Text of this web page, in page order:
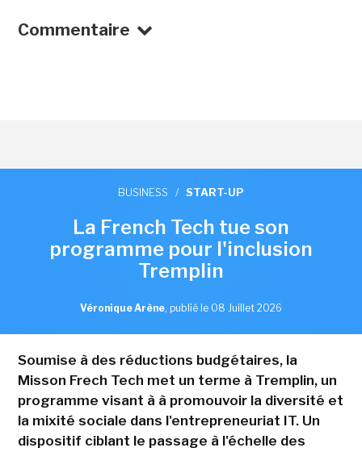
Commentaire
BUSINESS / START-UP
La French Tech tue son
programme pour l'inclusion
Tremplin
Véronique Arène, publié le 08 Juillet 2026
Soumise à des réductions budgétaires, la
Misson Frech Tech met un terme à Tremplin, un
programme visant à à promouvoir la diversité et
la mixité sociale dans l'entrepreneuriat IT. Un
dispositif ciblant le passage à l'échelle des